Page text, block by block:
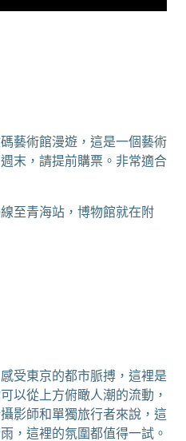
藝術館漫遊，這是一個藝術
末，請提前購票。非常適合
至青海站，博物館就在附
受東京的都市脈搏，這裡是
以從上方俯瞰人潮的流動，
影師和單獨旅行者來說，這
，這裡的氛圍都值得一試。